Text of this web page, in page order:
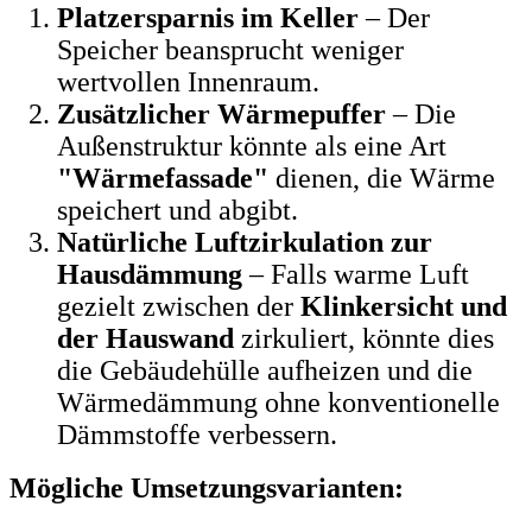
Platzersparnis im Keller– Der
Speicher beansprucht weniger
wertvollen Innenraum.
Zusätzlicher Wärmepuffer– Die
Außenstruktur könnte als eine Art
"Wärmefassade" dienen, die Wärme
speichert und abgibt.
Natürliche Luftzirkulation zur
Hausdämmung– Falls warme Luft
gezielt zwischen der Klinkersicht und
der Hauswand zirkuliert, könnte dies
die Gebäudehülle aufheizen und die
Wärmedämmung ohne konventionelle
Dämmstoffe verbessern.
Mögliche Umsetzungsvarianten: